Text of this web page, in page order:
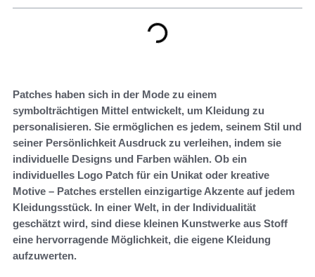
Patches haben sich in der Mode zu einem
symbolträchtigen Mittel entwickelt, um Kleidung zu
personalisieren. Sie ermöglichen es jedem, seinem Stil und
seiner Persönlichkeit Ausdruck zu verleihen, indem sie
individuelle Designs und Farben wählen. Ob ein
individuelles Logo Patch für ein Unikat oder kreative
Motive – Patches erstellen einzigartige Akzente auf jedem
Kleidungsstück. In einer Welt, in der Individualität
geschätzt wird, sind diese kleinen Kunstwerke aus Stoff
eine hervorragende Möglichkeit, die eigene Kleidung
aufzuwerten.